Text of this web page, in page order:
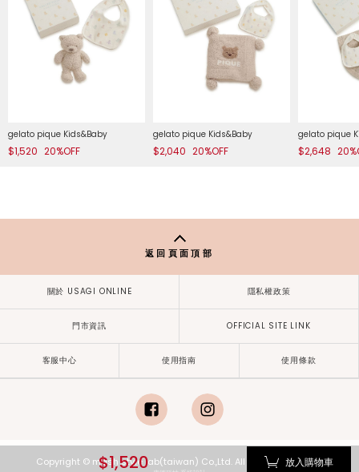
gelato pique Kids&Baby
$1,520 20%OFF
gelato pique Kids&Baby
$2,040 20%OFF
gelato pique
$2,648
$1,520 放入購物車
返回頁面頂部
關於 USAGI ONLINE 隱私權政策
門市資訊 OFFICIAL SITE LINK
客服中心 使用指南 使用條款
Copyright © mash style lab(taiwan) Co.,Ltd. All Rights Reserved.